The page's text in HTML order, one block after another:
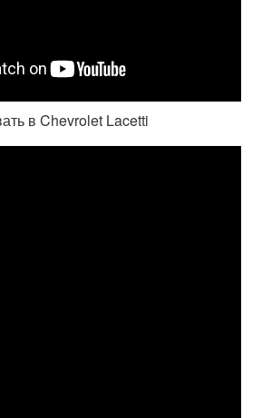
в Chevrolet Lacetti